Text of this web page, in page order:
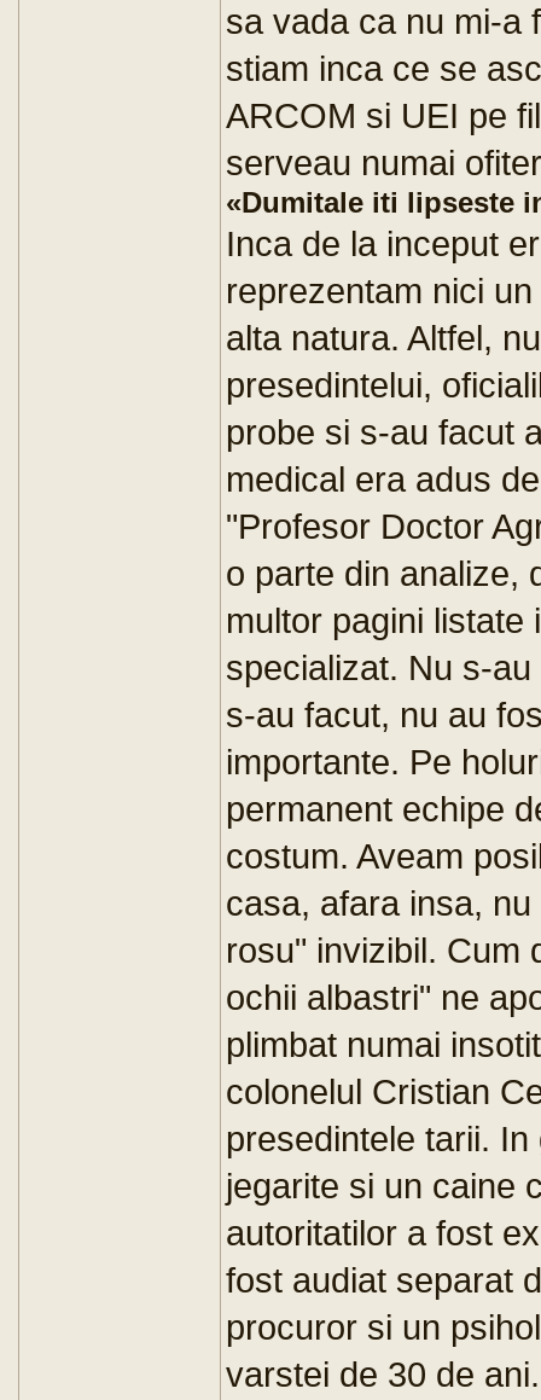
sa vada ca nu mi-a
stiam inca ce se
ARCOM si UEI pe
serveau numai
«Dumitale iti lipseste
Inca de la inceput
reprezentam nici
alta natura. Altfel,
presedintelui,
probe si s-au facut
medical era adus
"Profesor Doctor
o parte din analize,
multor pagini
specializat. Nu s-
s-au facut, nu au
importante. Pe
permanent echipe
costum. Aveam
casa, afara insa,
rosu" invizibil. Cum
ochii albastri" ne
plimbat numai
colonelul Cristian
presedintele tarii.
jegarite si un caine
autoritatilor a fost
fost audiat separat
procuror si un
varstei de 30 de